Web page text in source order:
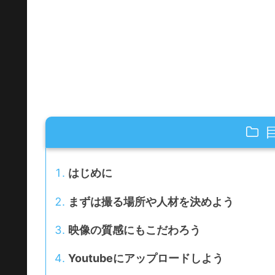
はじめに
まずは撮る場所や人材を決めよう
映像の質感にもこだわろう
Youtubeにアップロードしよう